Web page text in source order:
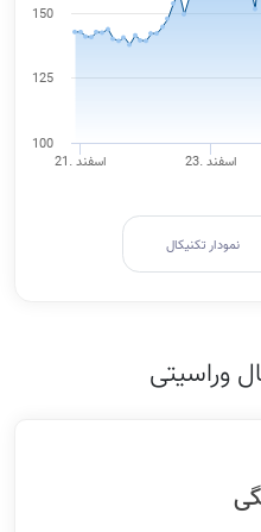
21. اسفند 23. اسفند
100
125
150
نمودار تکنیکال
وراسیتی